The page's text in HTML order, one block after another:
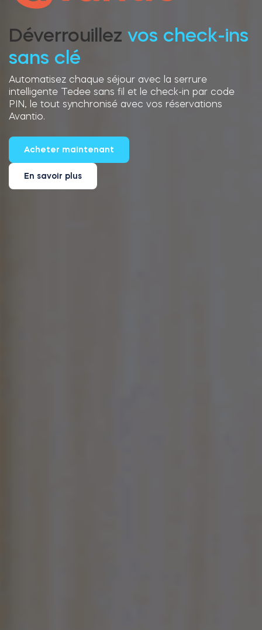
Déverrouillez vos check-ins
sans clé
Automatisez chaque séjour avec la serrure
intelligente Tedee sans fil et le check-in par code
PIN, le tout synchronisé avec vos réservations
Avantio.
Acheter maintenant
En savoir plus